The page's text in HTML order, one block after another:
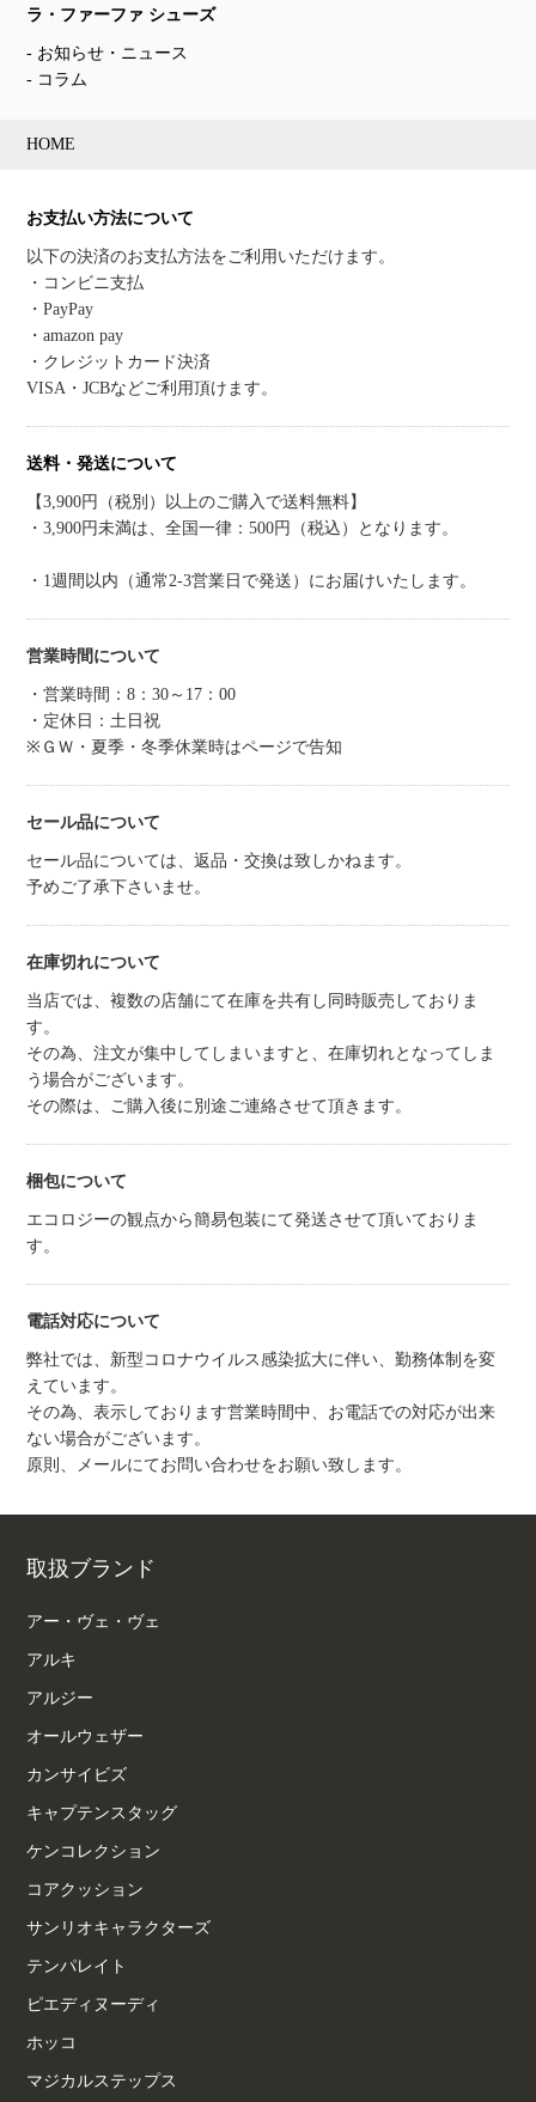
ラ・ファーファ シューズ
お知らせ・ニュース
コラム
HOME
お支払い方法について
以下の決済のお支払方法をご利用いただけます。
・コンビニ支払
・PayPay
・amazon pay
・クレジットカード決済
VISA・JCBなどご利用頂けます。
送料・発送について
【3,900円（税別）以上のご購入で送料無料】
・3,900円未満は、全国一律：500円（税込）となります。
・1週間以内（通常2-3営業日で発送）にお届けいたします。
営業時間について
・営業時間：8：30～17：00
・定休日：土日祝
※ＧＷ・夏季・冬季休業時はページで告知
セール品について
セール品については、返品・交換は致しかねます。
予めご了承下さいませ。
在庫切れについて
当店では、複数の店舗にて在庫を共有し同時販売しておりま
す。
その為、注文が集中してしまいますと、在庫切れとなってしま
う場合がございます。
その際は、ご購入後に別途ご連絡させて頂きます。
梱包について
エコロジーの観点から簡易包装にて発送させて頂いておりま
す。
電話対応について
弊社では、新型コロナウイルス感染拡大に伴い、勤務体制を変
えています。
その為、表示しております営業時間中、お電話での対応が出来
ない場合がございます。
原則、メールにてお問い合わせをお願い致します。
取扱ブランド
アー・ヴェ・ヴェ
アルキ
アルジー
オールウェザー
カンサイビズ
キャプテンスタッグ
ケンコレクション
コアクッション
サンリオキャラクターズ
テンパレイト
ピエディヌーディ
ホッコ
マジカルステップス